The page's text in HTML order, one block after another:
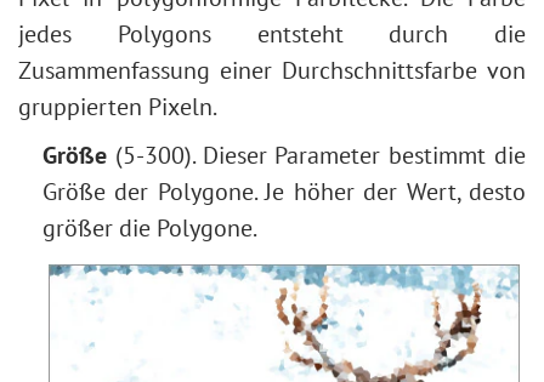
jedes Polygons entsteht durch die
Zusammenfassung einer Durchschnittsfarbe von
gruppierten Pixeln.
Größe (5-300). Dieser Parameter bestimmt die
Größe der Polygone. Je höher der Wert, desto
größer die Polygone.